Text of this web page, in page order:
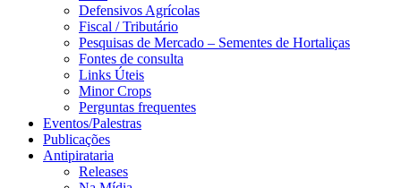
Defensivos Agrícolas
Fiscal / Tributário
Pesquisas de Mercado – Sementes de Hortaliças
Fontes de consulta
Links Úteis
Minor Crops
Perguntas frequentes
Eventos/Palestras
Publicações
Antipirataria
Releases